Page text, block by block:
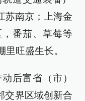
苏南京；上海金
番茄、草莓等
旺盛生长。
后富省（市）
交界区域创新合